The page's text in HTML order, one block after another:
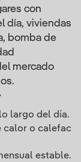
con
día, viviendas
bomba de
mercado
largo del día.
calor o
estable.